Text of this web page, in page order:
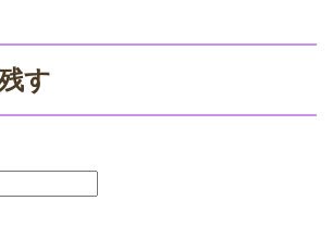
す